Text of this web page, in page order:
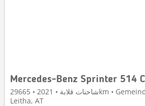
شاحنات قلابة • 2021 • 29665km • Gemeinde Bruck an der
Leitha, AT